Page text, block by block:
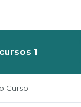
1
Curso